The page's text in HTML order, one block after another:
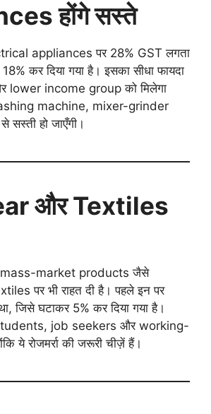
होंगे सस्ते
appliances पर 28% GST लगता
कर दिया गया है। इसका सीधा फायदा
lower income group को मिलेगा
machine, mixer-grinder
हो जाएँगी।
और Textiles
market products जैसे
पर भी राहत दी है। पहले इन पर
जिसे घटाकर 5% कर दिया गया है।
job seekers और working-
ये रोजमर्रा की जरूरी चीज़ें हैं।